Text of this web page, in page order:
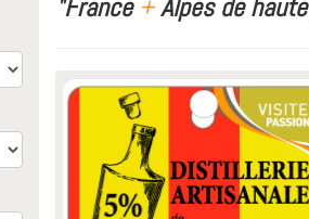
"France +Alpes de